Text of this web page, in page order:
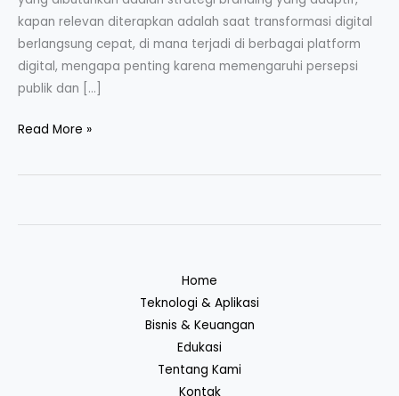
kapan relevan diterapkan adalah saat transformasi digital
berlangsung cepat, di mana terjadi di berbagai platform
digital, mengapa penting karena memengaruhi persepsi
publik dan […]
Read More »
Home
Teknologi & Aplikasi
Bisnis & Keuangan
Edukasi
Tentang Kami
Kontak